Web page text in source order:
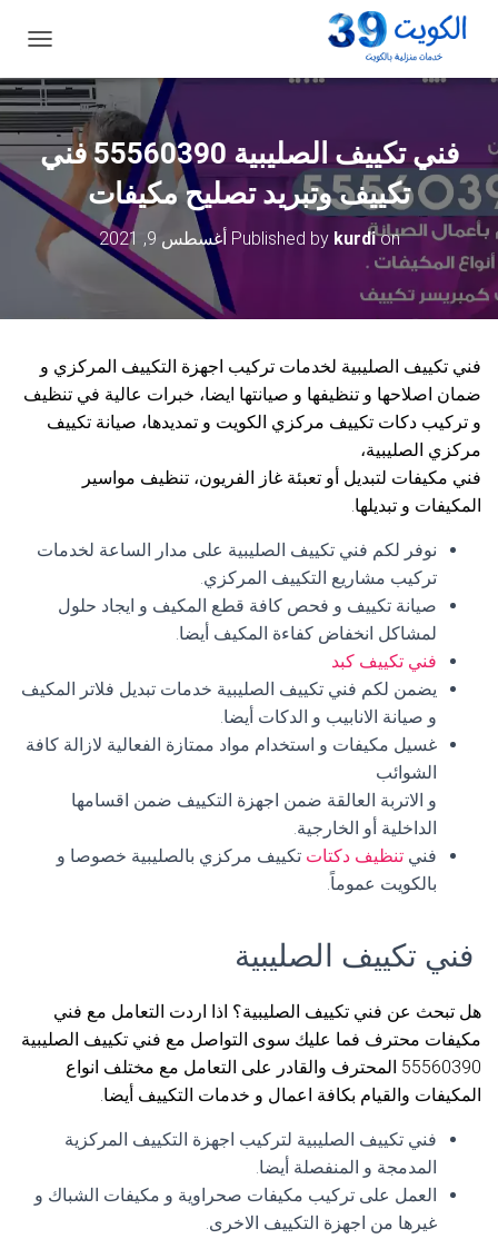
ب
د
ي
ل
ت
ق
فني تكييف الصليبية 55560390 فني
تكييف وتبريد تصليح مكيفات
Published by kurdion أغسطس 9, 2021
فني تكييف الصليبية لخدمات تركيب اجهزة التكييف المركزي و
ضمان اصلاحها و تنظيفها و صيانتها ايضا، خبرات عالية في تنظيف
و تركيب دكات تكييف مركزي الكويت و تمديدها، صيانة تكييف
مركزي الصليبية،
فني مكيفات لتبديل أو تعبئة غاز الفريون، تنظيف مواسير
المكيفات و تبديلها.
نوفر لكم فني تكييف الصليبية على مدار الساعة لخدمات
تركيب مشاريع التكييف المركزي.
صيانة تكييف و فحص كافة قطع المكيف و ايجاد حلول
لمشاكل انخفاض كفاءة المكيف أيضا.
فني تكييف كبد
يضمن لكم فني تكييف الصليبية خدمات تبديل فلاتر المكيف
و صيانة الانابيب و الدكات أيضا.
غسيل مكيفات و استخدام مواد ممتازة الفعالية لازالة كافة
الشوائب
و الاتربة العالقة ضمن اجهزة التكييف ضمن اقسامها
الداخلية أو الخارجية.
فني تنظيف دكتات تكييف مركزي بالصليبية خصوصا و
بالكويت عموماً.
فني تكييف الصليبية
هل تبحث عن فني تكييف الصليبية؟ اذا اردت التعامل مع فني
مكيفات محترف فما عليك سوى التواصل مع فني تكييف الصليبية
55560390 المحترف والقادر على التعامل مع مختلف انواع
المكيفات والقيام بكافة اعمال و خدمات التكييف أيضا.
فني تكييف الصليبية لتركيب اجهزة التكييف المركزية
المدمجة و المنفصلة أيضا.
العمل على تركيب مكيفات صحراوية و مكيفات الشباك و
غيرها من اجهزة التكييف الاخرى.